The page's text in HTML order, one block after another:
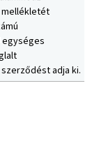
adja ki.